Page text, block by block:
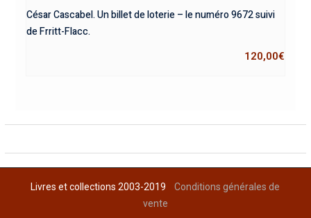
César Cascabel. Un billet de loterie – le numéro 9672 suivi
de Frritt-Flacc.
120,00€
Livres et collections 2003-2019Conditions générales de
vente